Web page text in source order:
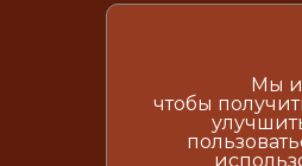
Мы
чтобы